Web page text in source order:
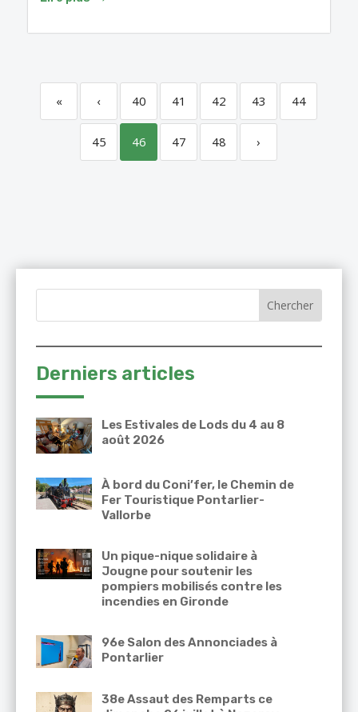
« ‹ 40 41 42 43 44
45 46 47 48 ›
Derniers articles
Les Estivales de Lods du 4 au 8
août 2026
À bord du Coni’fer, le Chemin de
Fer Touristique Pontarlier-
Vallorbe
Un pique-nique solidaire à
Jougne pour soutenir les
pompiers mobilisés contre les
incendies en Gironde
96e Salon des Annonciades à
Pontarlier
38e Assaut des Remparts ce